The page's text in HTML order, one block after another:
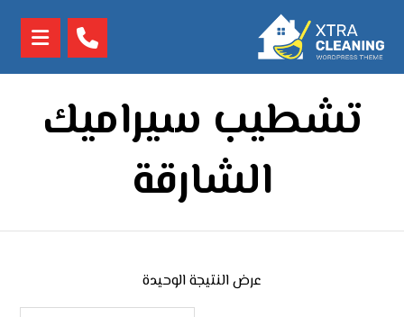
تشطيب سيراميك
الشارقة
عرض النتيجة الوحيدة